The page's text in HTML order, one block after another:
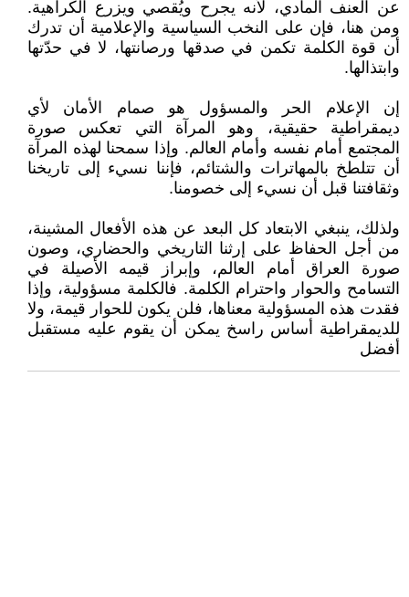
عن العنف المادي، لأنه يجرح ويُقصي ويزرع الكراهية.
ومن هنا، فإن على النخب السياسية والإعلامية أن تدرك
أن قوة الكلمة تكمن في صدقها ورصانتها، لا في حدّتها
وابتذالها.
إن الإعلام الحر والمسؤول هو صمام الأمان لأي
ديمقراطية حقيقية، وهو المرآة التي تعكس صورة
المجتمع أمام نفسه وأمام العالم. وإذا سمحنا لهذه المرآة
أن تتلطخ بالمهاترات والشتائم، فإننا نسيء إلى تاريخنا
وثقافتنا قبل أن نسيء إلى خصومنا.
ولذلك، ينبغي الابتعاد كل البعد عن هذه الأفعال المشينة،
من أجل الحفاظ على إرثنا التاريخي والحضاري، وصون
صورة العراق أمام العالم، وإبراز قيمه الأصيلة في
التسامح والحوار واحترام الكلمة. فالكلمة مسؤولية، وإذا
فقدت هذه المسؤولية معناها، فلن يكون للحوار قيمة، ولا
للديمقراطية أساس راسخ يمكن أن يقوم عليه مستقبل
أفضل